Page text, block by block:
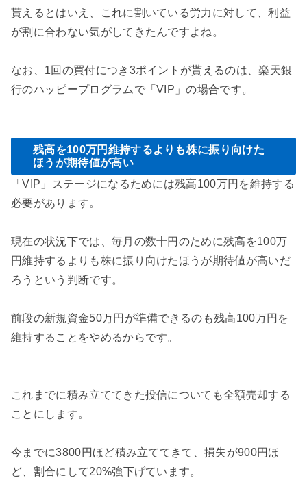
貰えるとはいえ、これに割いている労力に対して、利益
が割に合わない気がしてきたんですよね。
なお、1回の買付につき3ポイントが貰えるのは、楽天銀
行のハッピープログラムで「VIP」の場合です。
残高を100万円維持するよりも株に振り向けた
ほうが期待値が高い
「VIP」ステージになるためには残高100万円を維持する
必要があります。
現在の状況下では、毎月の数十円のために残高を100万
円維持するよりも株に振り向けたほうが期待値が高いだ
ろうという判断です。
前段の新規資金50万円が準備できるのも残高100万円を
維持することをやめるからです。
これまでに積み立ててきた投信についても全額売却する
ことにします。
今までに3800円ほど積み立ててきて、損失が900円ほ
ど、割合にして20%強下げています。